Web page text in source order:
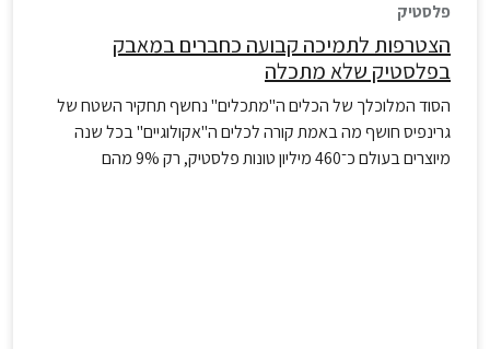
פלסטיק
הצטרפות לתמיכה קבועה כחברים במאבק
בפלסטיק שלא מתכלה
הסוד המלוכלך של הכלים ה"מתכלים" נחשף תחקיר השטח של
גרינפיס חושף מה באמת קורה לכלים ה"אקולוגיים" בכל שנה
מיוצרים בעולם כ־460 מיליון טונות פלסטיק, רק 9% מהם